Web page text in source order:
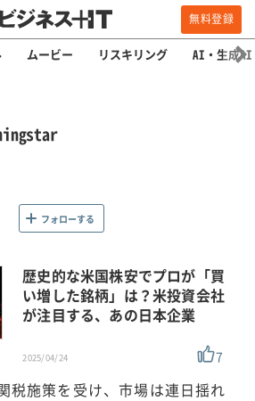
無料登録
ムービー リスキリング AI・生成AI
フォローする
歴史的な米国株安でプロが「買
い増した銘柄」は？米投資会社
が注目する、あの日本企業
2025/04/24 7
税施策を受け、市場は連日揺れ